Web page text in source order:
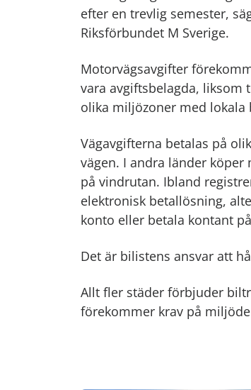
efter en trevlig semester,
Riksförbundet M Sverige.
Motorvägsavgifter
vara avgiftsbelagda, liksom
olika miljözoner med
Vägavgifterna betalas på
vägen. I andra länder
på vindrutan. Ibland
elektronisk betallösning,
konto eller betala kontant
Det är bilistens ansvar att
Allt fler städer förbjuder
förekommer krav på